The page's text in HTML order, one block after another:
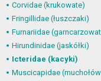
Corvidae (krukowate)
Fringillidae (łuszczaki)
Hirundinidae (jaskółki)
Icteridae (kacyki)
Muscicapidae